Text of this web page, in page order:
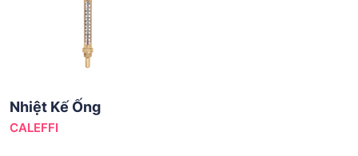
Nhiệt Kế Ống
CALEFFI